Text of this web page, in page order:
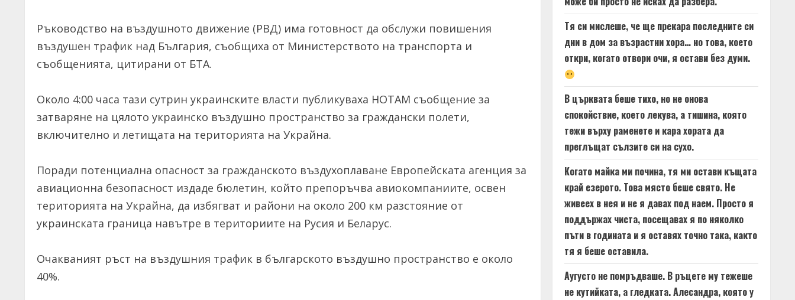
Ръководство на въздушното движение (РВД) има готовност да обслужи повишения
въздушен трафик над България, съобщиха от Министерството на транспорта и
съобщенията, цитирани от БТА.
Около 4:00 часа тази сутрин украинските власти публикуваха НОТАМ съобщение за
затваряне на цялото украинско въздушно пространство за граждански полети,
включително и летищата на територията на Украйна.
Поради потенциална опасност за гражданското въздухоплаване Европейската агенция за
авиационна безопасност издаде бюлетин, който препоръчва авиокомпаниите, освен
територията на Украйна, да избягват и райони на около 200 км разстояние от
украинската граница навътре в териториите на Русия и Беларус.
Очакваният ръст на въздушния трафик в българското въздушно пространство е около
40%.
Тя си мислеше, че ще прекара последните си
дни в дом за възрастни хора… но това, което
откри, когато отвори очи, я остави без думи.
В църквата беше тихо, но не онова
спокойствие, което лекува, а тишина, която
тежи върху раменете и кара хората да
преглъщат сълзите си на сухо.
Когато майка ми почина, тя ми остави къщата
край езерото. Това място беше свято. Не
живеех в нея и не я давах под наем. Просто я
поддържах чиста, посещавах я по няколко
пъти в годината и я оставях точно така, както
тя я беше оставила.
Аугусто не помръдваше. В ръцете му тежеше
не кутийката, а гледката. Алесандра, която у